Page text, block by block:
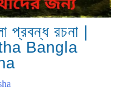
প্রবন্ধ রচনা |
Bangla